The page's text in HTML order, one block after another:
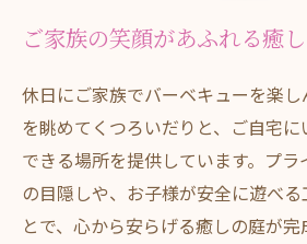
ご家族の笑顔があふれる癒
休日にご家族でバーベキューを楽
を眺めてくつろいだりと、ご自宅
できる場所を提供しています。プ
の目隠しや、お子様が安全に遊べ
とで、心から安らげる癒しの庭が